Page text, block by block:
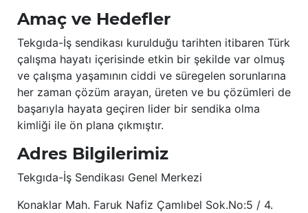
Amaç ve Hedefler
Tekgıda-İş sendikası kurulduğu tarihten itibaren Türk
çalışma hayatı içerisinde etkin bir şekilde var olmuş
ve çalışma yaşamının ciddi ve süregelen sorunlarına
her zaman çözüm arayan, üreten ve bu çözümleri de
başarıyla hayata geçiren lider bir sendika olma
kimliği ile ön plana çıkmıştır.
Adres Bilgilerimiz
Tekgıda-İş Sendikası Genel Merkezi
Konaklar Mah. Faruk Nafiz Çamlıbel Sok.No:5 / 4.